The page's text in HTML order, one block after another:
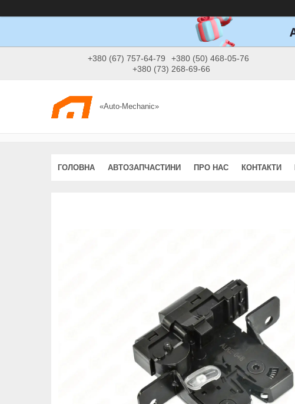
+380 (67) 757-64-79
+380 (50) 468-05-76
+380 (73) 268-69-66
«Auto-Mechanic»
ГОЛОВНА АВТОЗАПЧАСТИНИ ПРО НАС КОНТАКТИ